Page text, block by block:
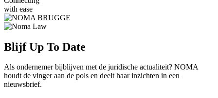
with ease
Blijf Up To Date
Als ondernemer bijblijven met de juridische actualiteit? NOMA
houdt de vinger aan de pols en deelt haar inzichten in een
nieuwsbrief.